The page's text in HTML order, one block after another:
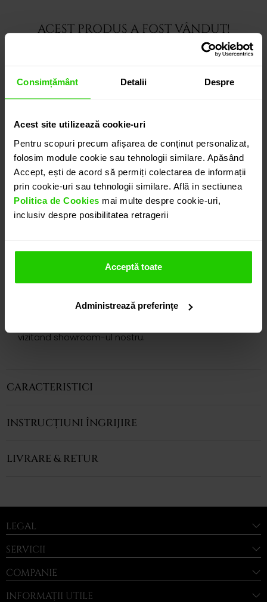
Consimțământ Detalii Despre
Acest site utilizează cookie-uri
Pentru scopuri precum afișarea de conținut personalizat,
folosim module cookie sau tehnologii similare. Apăsând
Accept, ești de acord să permiți colectarea de informații
prin cookie-uri sau tehnologii similare. Află in sectiunea
Politica de Cookies mai multe despre cookie-uri,
inclusiv despre posibilitatea retragerii
Acceptă toate
Administrează preferințe
ACEST PRODUS A FOST VÂNDUT!
Dorești să îți prezentăm produse asemanatoare?
CONTACTEAZĂ-NE
DETALII
INEL GALA
Realizat cu migala, inelul CASIANI GALA cu Ametist,
Smaralde, Safire si Diamante din aur roz de 18k
prezinta ca si piatra centrala un ametist de culoare
0.426 ct.), safire verzi ( 0.468 ct.), safire galbene (
Modele complementare acestui produs puteti
vizitand showroom-ul nostru.
CARACTERISTICI
INSTRUCȚIUNI ÎNGRIJIRE
LIVRARE & RETUR
LEGAL
SERVICII
COMPANIE
INFORMAȚII UTILE